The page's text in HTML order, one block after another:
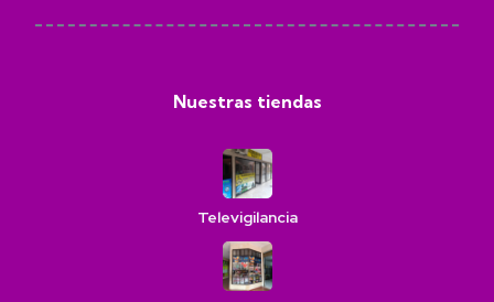
Nuestras tiendas
Televigilancia